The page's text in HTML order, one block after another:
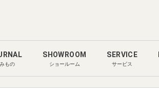
もの
SHOWROOM
ショールーム
SERVICE
サービス